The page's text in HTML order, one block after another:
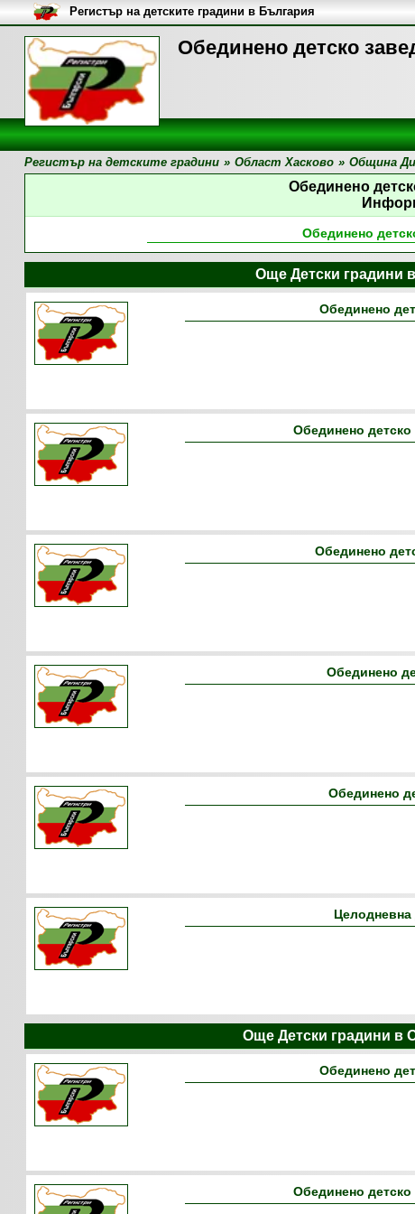
Обединено детско
Регистър на детските градини в България
Регистър на детските градини » Област Хасково » Община
Обединено
Обединено
Още Детски градини
Обединено
Обединено
Обединено
Обединено
Обединено
Още Детски градини в
Обединено
Обединено